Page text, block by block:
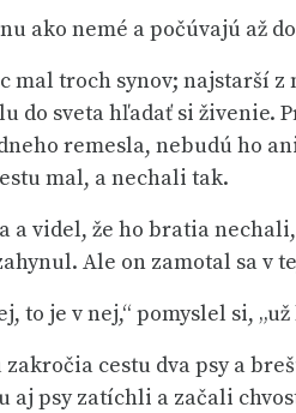
ako nemé a počúvajú až
mal troch synov; najstarší
do sveta hľadať si živenie.
remesla, nebudú ho
mal, a nechali tak.
a videl, že ho bratia
Ale on zamotal sa v
to je v nej,“ pomyslel si,
zakročia cestu dva psy a
aj psy zatíchli a začali